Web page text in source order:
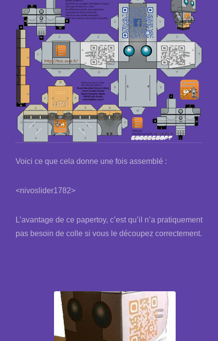
Voici ce que cela donne une fois assemblé :
<nivoslider1782>
L’avantage de ce papertoy, c’est qu’il n’a pratiquement
pas besoin de colle si vous le découpez correctement.